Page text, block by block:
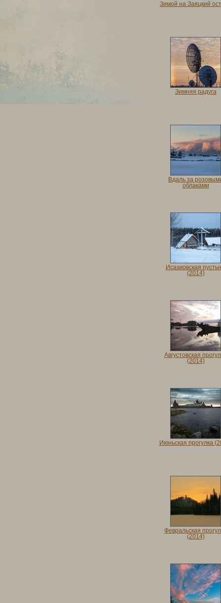
Зимой на Заяцкий
Зимняя радуга
Вдаль за
облаками
Исааковская
(2014)
Августовская
(2014)
Июньская прогулка
Февральская
(2014)